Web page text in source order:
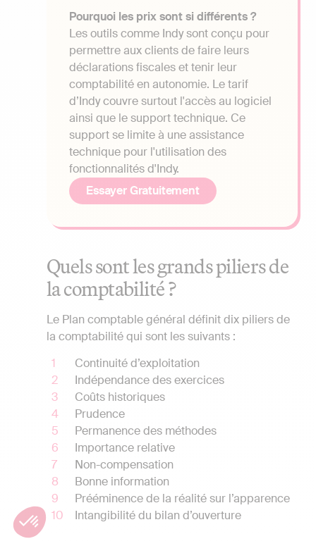
Pourquoi les prix sont si différents ?
Les outils comme Indy sont conçu pour
permettre aux clients de faire leurs
déclarations fiscales et tenir leur
comptabilité en autonomie. Le tarif
d’Indy couvre surtout l'accès au logiciel
ainsi que le support technique. Ce
support se limite à une assistance
technique pour l'utilisation des
fonctionnalités d'Indy.
Essayer Gratuitement
Quels sont les grands piliers de
la comptabilité ?
Le Plan comptable général définit dix piliers de
la comptabilité qui sont les suivants :
Continuité d’exploitation
Indépendance des exercices
Coûts historiques
Prudence
Permanence des méthodes
Importance relative
Non-compensation
Bonne information
Prééminence de la réalité sur l’apparence
Intangibilité du bilan d’ouverture